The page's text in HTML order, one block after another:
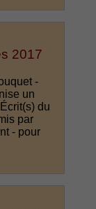
2017
-
un
du
par
- pour